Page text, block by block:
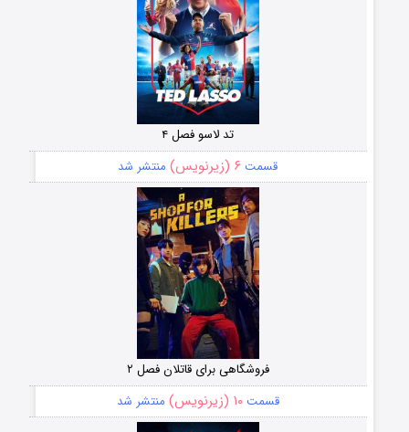
تد لاسو فصل ۴
قسمت ۶ (زیرنویس) منتشر شد
فروشگاهی برای قاتلان فصل ۲
قسمت۱۰ (زیرنویس) منتشر شد